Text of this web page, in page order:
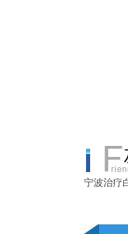
宁波治疗